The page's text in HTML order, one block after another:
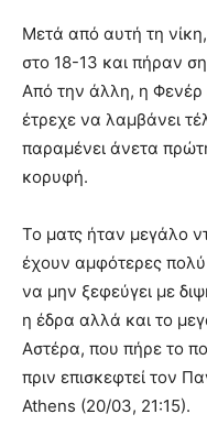
Μετά από αυτή τη
στο 18-13 και πήραν
Από την άλλη, η Φενέρ
έτρεχε να λαμβάνει
παραμένει άνετα
κορυφή.
Το ματς ήταν μεγάλο
έχουν αμφότερες
να μην ξεφεύγει με
η έδρα αλλά και το
Αστέρα, που πήρε το
πριν επισκεφτεί τον
Athens (20/03, 21:15).